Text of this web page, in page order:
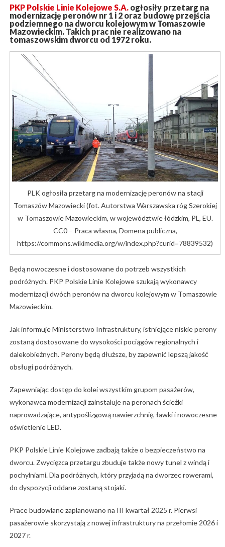
PKP Polskie Linie Kolejowe S.A.ogłosiły przetarg na
modernizację peronów nr 1 i 2 oraz budowę przejścia
podziemnego na dworcu kolejowym w Tomaszowie
Mazowieckim. Takich prac nie realizowano na
tomaszowskim dworcu od 1972 roku.
PLK ogłosiła przetarg na modernizację peronów na stacji
Tomaszów Mazowiecki (fot. Autorstwa Warszawska róg Szerokiej
w Tomaszowie Mazowieckim, w województwie łódzkim, PL, EU.
CC0 – Praca własna, Domena publiczna,
https://commons.wikimedia.org/w/index.php?curid=78839532)
Będą nowoczesne i dostosowane do potrzeb wszystkich
podróżnych. PKP Polskie Linie Kolejowe szukają wykonawcy
modernizacji dwóch peronów na dworcu kolejowym w Tomaszowie
Mazowieckim.
Jak informuje Ministerstwo Infrastruktury, istniejące niskie perony
zostaną dostosowane do wysokości pociągów regionalnych i
dalekobieżnych. Perony będą dłuższe, by zapewnić lepszą jakość
obsługi podróżnych.
Zapewniając dostęp do kolei wszystkim grupom pasażerów,
wykonawca modernizacji zainstaluje na peronach ścieżki
naprowadzające, antypoślizgową nawierzchnię, ławki i nowoczesne
oświetlenie LED.
PKP Polskie Linie Kolejowe zadbają także o bezpieczeństwo na
dworcu. Zwycięzca przetargu zbuduje także nowy tunel z windą i
pochylniami. Dla podróżnych, który przyjadą na dworzec rowerami,
do dyspozycji oddane zostaną stojaki.
Prace budowlane zaplanowano na III kwartał 2025 r. Pierwsi
pasażerowie skorzystają z nowej infrastruktury na przełomie 2026 i
2027 r.